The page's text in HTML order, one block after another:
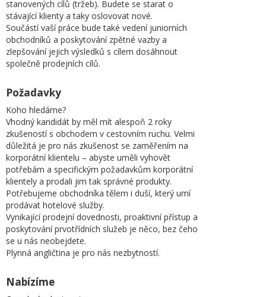
stanovených cílů (tržeb). Budete se starat o
stávající klienty a taky oslovovat nové.
Součástí vaší práce bude také vedení juniorních
obchodníků a poskytování zpětné vazby a
zlepšování jejich výsledků s cílem dosáhnout
společně prodejních cílů.
Požadavky
Koho hledáme?
Vhodný kandidát by měl mít alespoň 2 roky
zkušeností s obchodem v cestovním ruchu. Velmi
důležitá je pro nás zkušenost se zaměřením na
korporátní klientelu – abyste uměli vyhovět
potřebám a specifickým požadavkům korporátní
klientely a prodali jim tak správné produkty.
Potřebujeme obchodníka tělem i duší, který umí
prodávat hotelové služby.
Vynikající prodejní dovednosti, proaktivní přístup a
poskytování prvotřídních služeb je něco, bez čeho
se u nás neobejdete.
Plynná angličtina je pro nás nezbytností.
Nabízíme